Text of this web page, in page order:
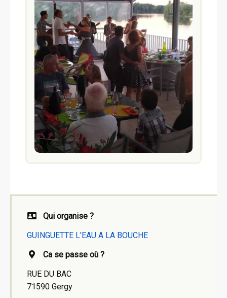
Qui organise ?
GUINGUETTE L'EAU A LA BOUCHE
Ca se passe où ?
RUE DU BAC
71590 Gergy